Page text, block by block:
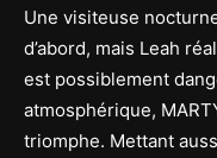
Une visiteuse
d’abord, mais Leah
est possiblement
atmosphérique,
triomphe. Mettant